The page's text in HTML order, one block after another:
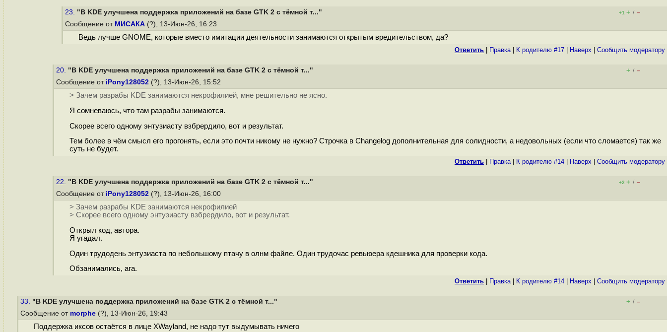
23. "В KDE улучшена поддержка приложений на базе GTK 2 с тёмной т..." +1 + / –
Сообщение от МИСАКА (?), 13-Июн-26, 16:23
Ведь лучше GNOME, которые вместо имитации деятельности занимаются открытым вредительством, да?
Ответить Правка| К родителю #17 Наверх Cообщить модератору
20. "В KDE улучшена поддержка приложений на базе GTK 2 с тёмной т..." + / –
Сообщение от iPony128052 (?), 13-Июн-26, 15:52
> Зачем разрабы KDE занимаются некрофилией, мне решительно не ясно.
Я сомневаюсь, что там разрабы занимаются.
Скорее всего одному энтузиасту взбрердило, вот и результат.
Тем более в чём смысл его прогонять, если это почти никому не нужно? Строчка в Changelog дополнительная для солидности, а недовольных (если что сломается) так же
суть не будет.
Ответить Правка| К родителю #14 Наверх Cообщить модератору
22. "В KDE улучшена поддержка приложений на базе GTK 2 с тёмной т..." +2 + / –
Сообщение от iPony128052 (?), 13-Июн-26, 16:00
> Зачем разрабы KDE занимаются некрофилией
> Скорее всего одному энтузиасту взбрердило, вот и результат.
Открыл код, автора.
Я угадал.
Один трудодень энтузиаста по небольшому птачу в олнм файле. Один трудочас ревьюера кдешника для проверки кода.
Обзанимались, ага.
Ответить Правка| К родителю #14 Наверх Cообщить модератору
33. "В KDE улучшена поддержка приложений на базе GTK 2 с тёмной т..." + / –
Сообщение от morphe (?), 13-Июн-26, 19:43
Поддержка иксов остаётся в лице XWayland, не надо тут выдумывать ничего